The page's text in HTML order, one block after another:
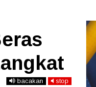
bacakan stop